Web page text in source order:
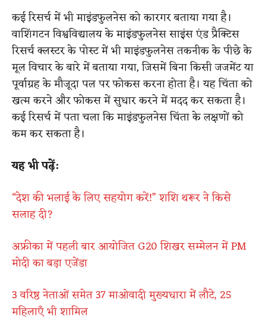
कई रिसर्च में भी माइंडफुलनेस को कारगर बताया गया है।
वाशिंगटन विश्वविद्यालय के माइंडफुलनेस साइंस एंड प्रैक्टिस
रिसर्च क्लस्टर के पोस्ट में भी माइंडफुलनेस तकनीक के पीछे के
मूल विचार के बारे में बताया गया, जिसमें बिना किसी जजमेंट या
पूर्वाग्रह के मौजूदा पल पर फोकस करना होता है। यह चिंता को
खत्म करने और फोकस में सुधार करने में मदद कर सकता है।
कई रिसर्च में पता चला कि माइंडफुलनेस चिंता के लक्षणों को
कम कर सकता है।
यह भी पढ़ें:
“देश की भलाई के लिए सहयोग करें!” शशि थरूर ने किसे
सलाह दी?
अफ्रीका में पहली बार आयोजित G20 शिखर सम्मेलन में PM
मोदी का बड़ा एजेंडा
3 वरिष्ठ नेताओं समेत 37 माओवादी मुख्यधारा में लौटे, 25
महिलाएँ भी शामिल